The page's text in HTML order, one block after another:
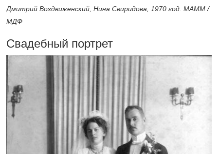
Дмитрий Воздвиженский, Нина Свиридова, 1970 год. МАММ /
МДФ
Свадебный портрет